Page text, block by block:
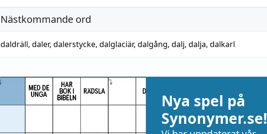
Nästkommande ord
daldräll, daler, dalerstycke, dalglaciär, dalgång, dalj, dalja, dalkarl
Nya spel på
Synonymer.se!